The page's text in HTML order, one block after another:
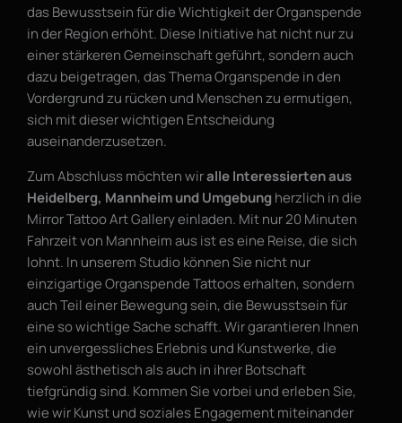
das Bewusstsein für die Wichtigkeit der Organspende
in der Region erhöht. Diese Initiative hat nicht nur zu
einer stärkeren Gemeinschaft geführt, sondern auch
dazu beigetragen, das Thema Organspende in den
Vordergrund zu rücken und Menschen zu ermutigen,
sich mit dieser wichtigen Entscheidung
auseinanderzusetzen.
Zum Abschluss möchten wiralle Interessierten aus
Heidelberg, Mannheim und Umgebungherzlich in die
Mirror Tattoo Art Gallery einladen. Mit nur 20 Minuten
Fahrzeit von Mannheim aus ist es eine Reise, die sich
lohnt. In unserem Studio können Sie nicht nur
einzigartige Organspende Tattoos erhalten, sondern
auch Teil einer Bewegung sein, die Bewusstsein für
eine so wichtige Sache schafft. Wir garantieren Ihnen
ein unvergessliches Erlebnis und Kunstwerke, die
sowohl ästhetisch als auch in ihrer Botschaft
tiefgründig sind. Kommen Sie vorbei und erleben Sie,
wie wir Kunst und soziales Engagement miteinander